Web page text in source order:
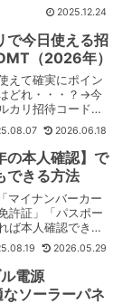
2025.12.24
で今日使える招
（2026年）
えて確実にポイン
どれ・・・？→今
カリ招待コードは
待者のアカウント
いとポイントはも
は稼働中なので確
2026.06.18
の本人確認】で
できる方法
マイナンバーカー
許証」「パスポー
ば本人確認できま
ーカードなら発行
確認すればすでに
いのでおすすめ。
すが...
2026.05.29
電源
ソーラーパネ